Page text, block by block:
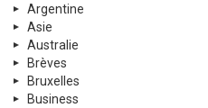
Argentine
Asie
Australie
Brèves
Bruxelles
Business